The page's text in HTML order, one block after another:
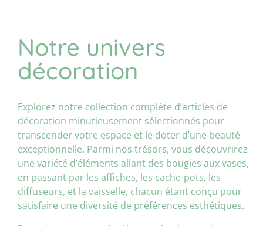
Notre univers
décoration
Explorez notre collection complète d’articles de
décoration minutieusement sélectionnés pour
transcender votre espace et le doter d’une beauté
exceptionnelle. Parmi nos trésors, vous découvrirez
une variété d’éléments allant des bougies aux vases,
en passant par les affiches, les cache-pots, les
diffuseurs, et la vaisselle, chacun étant conçu pour
satisfaire une diversité de préférences esthétiques.